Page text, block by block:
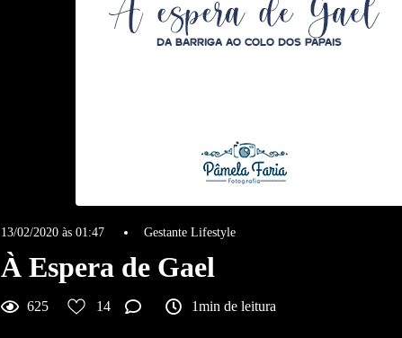
13/02/2020 às 01:47 Gestante Lifestyle
À Espera de Gael
625 14 1min de leitura